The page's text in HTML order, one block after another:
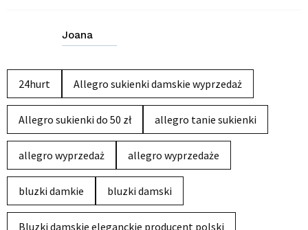
Joana
24hurt Allegro sukienki damskie wyprzedaż
Allegro sukienki do 50 zł allegro tanie sukienki
allegro wyprzedaż allegro wyprzedaże
bluzki damkie bluzki damski
Bluzki damskie eleganckie producent polski